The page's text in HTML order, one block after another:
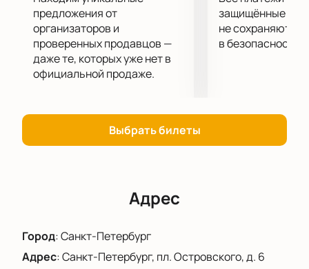
предложения от
организаторов и
проверенных продавцов —
даже те, которых уже нет в
официальной продаже.
защищённые
не сохраняются
в безопасности.
Выбрать билеты
Адрес
Город:Санкт-Петербург
Адрес:Санкт-Петербург, пл. Островского, д. 6